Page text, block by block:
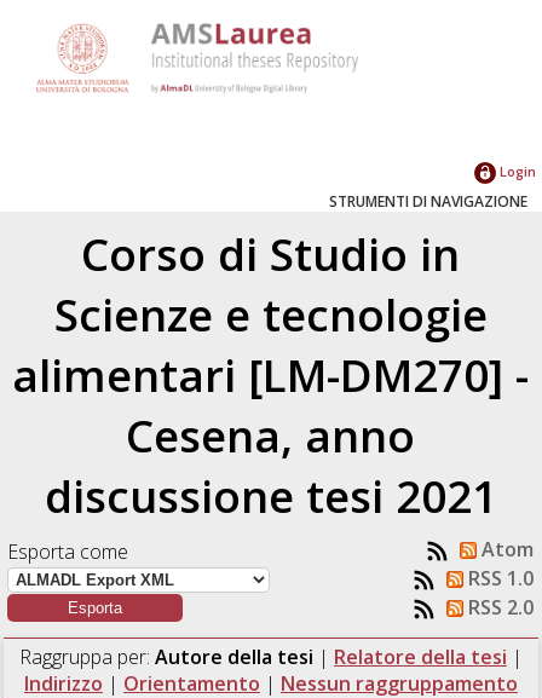
Login
STRUMENTI DI NAVIGAZIONE
Corso di Studio in
Scienze e tecnologie
alimentari [LM-DM270] -
Cesena, anno
discussione tesi 2021
Esporta come
Atom
RSS 1.0
RSS 2.0
Raggruppa per: Autore della tesi | Relatore della tesi |
Indirizzo | Orientamento | Nessun raggruppamento